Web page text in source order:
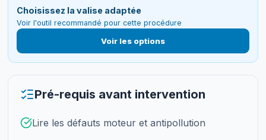
Choisissez la valise adaptée
Voir l'outil recommandé pour cette procédure
Voir les options
Pré-requis avant intervention
Lire les défauts moteur et antipollution